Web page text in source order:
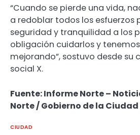
“Cuando se pierde una vida,
a redoblar todos los esfuerzos
seguridad y tranquilidad a los
obligación cuidarlos y
mejorando”, sostuvo desde su
social X.
Fuente: Informe Norte –
Norte / Gobierno de la
CIUDAD